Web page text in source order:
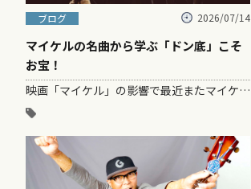
ブログ 2026/07/14
マイケルの名曲から学ぶ「ドン底」こそ
お宝！
映画「マイケル」の影響で最近またマイケル・ジャクソンが話題になってるよねー そんななか昨日のガズレレ動画で「Billie Jea…